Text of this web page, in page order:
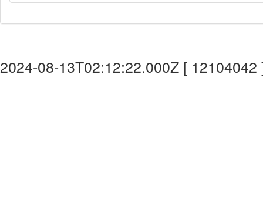
2024-08-13T02:12:22.000Z [ 12104042